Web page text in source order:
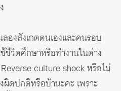
งสังเกตตนเองและคนรอบ
ชีวิตศึกษาหรือทำงานในต่าง
culture shock หรือไม่
ผิดปกติหรือบ้านะคะ เพราะ